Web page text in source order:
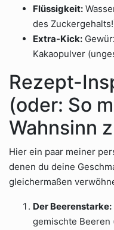
Flüssigkeit:
des
Extra-Kick:
Kakaopulver
Rezept-
(oder: So
Wahnsinn
Hier ein paar meiner
denen du deine
gleichermaßen
Der Beerenstarke:
gemischte Beeren